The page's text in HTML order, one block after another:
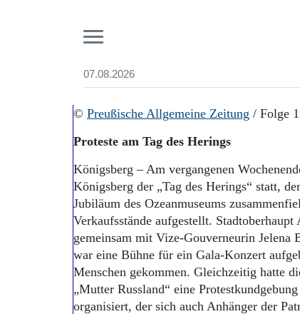
07.08.2026
Start
Aktuelle Ausgabe
Abonnent werden
Abo Prämien
Archiv
Mediadaten
Suchen und finden
© Preußische Allgemeine Zeitung / Folge
Proteste am Tag des Herings
Königsberg – Am vergangenen
Königsberg der „Tag des Herings“ statt,
Jubiläum des Ozeanmuseums
Verkaufsstände aufgestellt.
gemeinsam mit Vize-Gouverneurin Jelena
war eine Bühne für ein Gala-Konzert
Menschen gekommen. Gleichzeitig hatte
„Mutter Russland“ eine
organisiert, der sich auch Anhänger der